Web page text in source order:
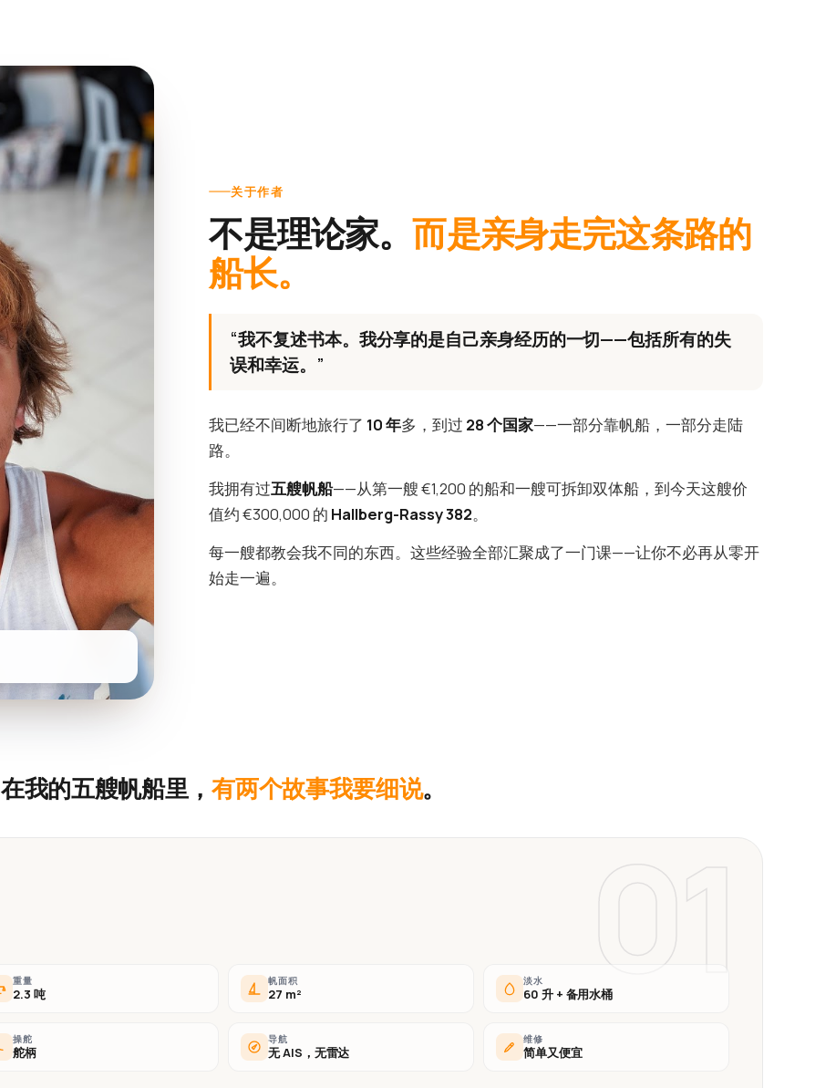
关于作者
不是理论家。而是亲身走完这条路的
船长。
“我不复述书本。我分享的是自己亲身经历的一切——包括所有的失
误和幸运。”
我已经不间断地旅行了 10 年多，到过 28 个国家——一部分靠帆船，一部分走陆
路。
我拥有过五艘帆船——从第一艘 €1,200 的船和一艘可拆卸双体船，到今天这艘价
值约 €300,000 的 Hallberg-Rassy 382。
每一艘都教会我不同的东西。这些经验全部汇聚成了一门课——让你不必再从零开
始走一遍。
在我的五艘帆船里，有两个故事我要细说。
01
重量
2.3 吨
帆面积
27 m²
淡水
60 升 + 备用水桶
操舵
舵柄
导航
无 AIS，无雷达
维修
简单又便宜